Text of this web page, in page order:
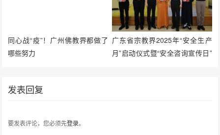
同心战“疫”！广州佛教界都做了
哪些努力
广东省宗教界2025年“安全生产
月”启动仪式暨“安全咨询宣传日”
发表回复
要发表评论，您必须先登录。